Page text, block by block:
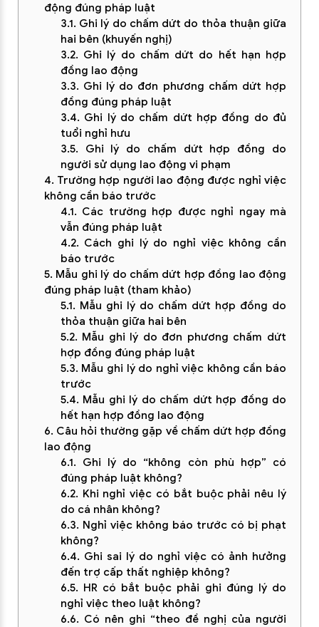
động đúng pháp luật
3.1. Ghi lý do chấm dứt do thỏa thuận giữa
hai bên (khuyến nghị)
3.2. Ghi lý do chấm dứt do hết hạn hợp
đồng lao động
3.3. Ghi lý do đơn phương chấm dứt hợp
đồng đúng pháp luật
3.4. Ghi lý do chấm dứt hợp đồng do đủ
tuổi nghỉ hưu
3.5. Ghi lý do chấm dứt hợp đồng do
người sử dụng lao động vi phạm
4. Trường hợp người lao động được nghỉ việc
không cần báo trước
4.1. Các trường hợp được nghỉ ngay mà
vẫn đúng pháp luật
4.2. Cách ghi lý do nghỉ việc không cần
báo trước
5. Mẫu ghi lý do chấm dứt hợp đồng lao động
đúng pháp luật (tham khảo)
5.1. Mẫu ghi lý do chấm dứt hợp đồng do
thỏa thuận giữa hai bên
5.2. Mẫu ghi lý do đơn phương chấm dứt
hợp đồng đúng pháp luật
5.3. Mẫu ghi lý do nghỉ việc không cần báo
trước
5.4. Mẫu ghi lý do chấm dứt hợp đồng do
hết hạn hợp đồng lao động
6. Câu hỏi thường gặp về chấm dứt hợp đồng
lao động
6.1. Ghi lý do “không còn phù hợp” có
đúng pháp luật không?
6.2. Khi nghỉ việc có bắt buộc phải nêu lý
do cá nhân không?
6.3. Nghỉ việc không báo trước có bị phạt
không?
6.4. Ghi sai lý do nghỉ việc có ảnh hưởng
đến trợ cấp thất nghiệp không?
6.5. HR có bắt buộc phải ghi đúng lý do
nghỉ việc theo luật không?
6.6. Có nên ghi “theo đề nghị của người